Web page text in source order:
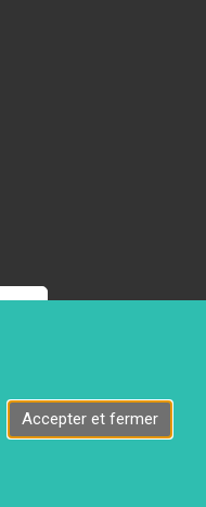
Inc. 2026
Accepter et fermer